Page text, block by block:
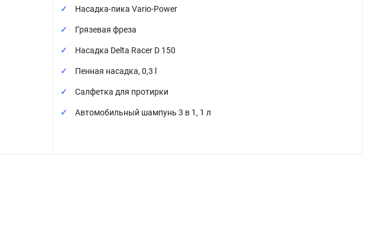
Насадка-пика Vario-Power
Грязевая фреза
Насадка Delta Racer D 150
Пенная насадка, 0,3 l
Салфетка для протирки
Автомобильный шампунь 3 в 1, 1 л